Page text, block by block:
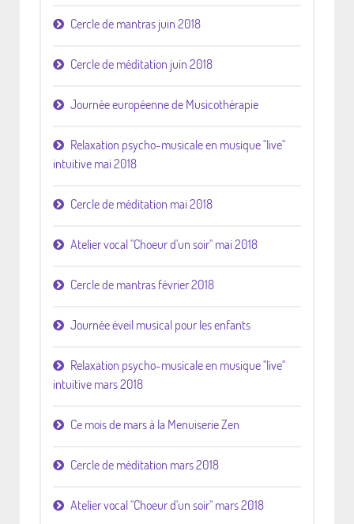
Cercle de mantras juin 2018
Cercle de méditation juin 2018
Journée européenne de Musicothérapie
Relaxation psycho-musicale en musique "live"
intuitive mai 2018
Cercle de méditation mai 2018
Atelier vocal "Choeur d'un soir" mai 2018
Cercle de mantras février 2018
Journée éveil musical pour les enfants
Relaxation psycho-musicale en musique "live"
intuitive mars 2018
Ce mois de mars à la Menuiserie Zen
Cercle de méditation mars 2018
Atelier vocal "Choeur d'un soir" mars 2018